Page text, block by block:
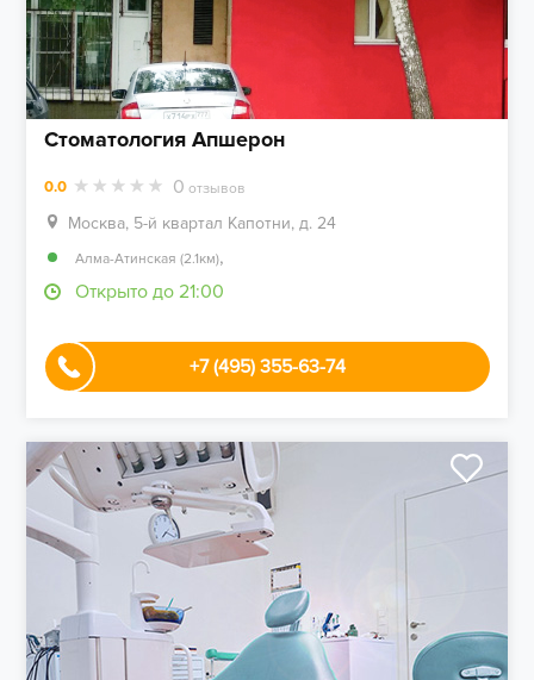
Стоматология Апшерон
0.0 0 отзывов
Москва, 5-й квартал Капотни, д. 24
Алма-Атинская (2.1км),
Открыто до 21:00
+7 (495) 355-63-74